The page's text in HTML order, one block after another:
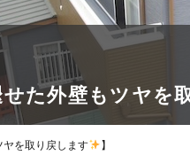
た外壁もツヤを
を取り戻します 】